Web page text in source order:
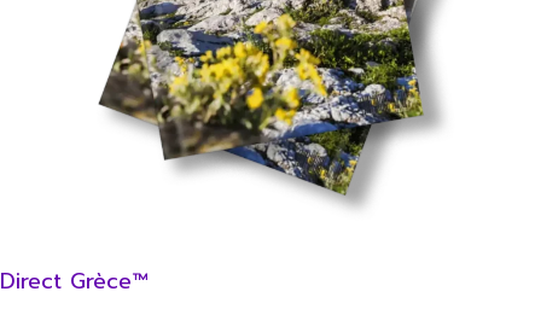
Direct Grèce™